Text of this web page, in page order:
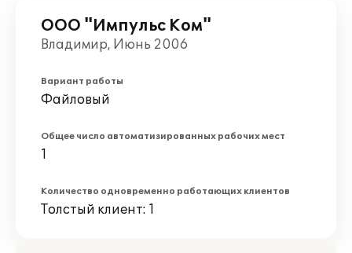
ООО "Импульс Ком"
Владимир, Июнь 2006
Вариант работы
Файловый
Общее число автоматизированных рабочих мест
1
Количество одновременно работающих клиентов
Толстый клиент: 1